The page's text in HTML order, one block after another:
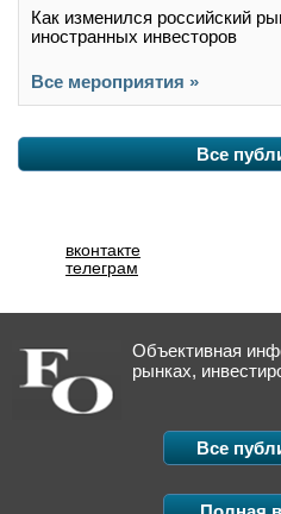
Как изменился российский
иностранных инвесторов
Все мероприятия »
Все
вконтакте
телеграм
Объективная
рынках,
Все